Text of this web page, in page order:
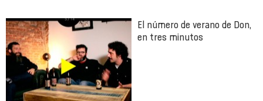
El número de verano de Don,
en tres minutos